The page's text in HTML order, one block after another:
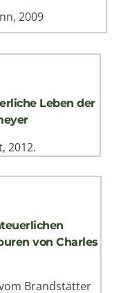
2009
Leben der
2012.
von Charles
Brandstätter